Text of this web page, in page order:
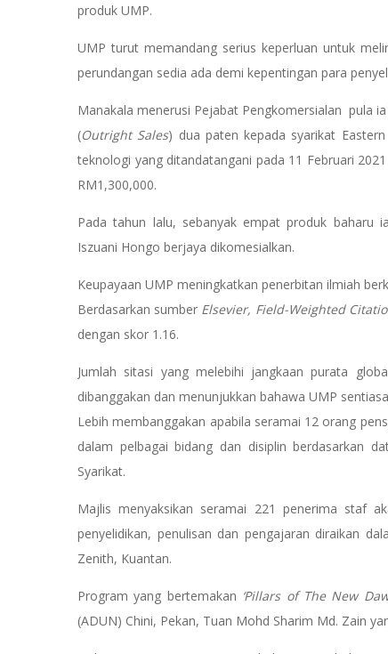
produk UMP.
UMP turut memandang serius keperluan untuk
perundangan sedia ada demi kepentingan para
Manakala menerusi Pejabat Pengkomersialan pula
(Outright Sales) dua paten kepada syarikat
teknologi yang ditandatangani pada 11 Februari
RM1,300,000.
Pada tahun lalu, sebanyak empat produk baharu
Iszuani Hongo berjaya dikomesialkan.
Keupayaan UMP meningkatkan penerbitan ilmiah
Berdasarkan sumber Elsevier, Field-Weighted
dengan skor 1.16.
Jumlah sitasi yang melebihi jangkaan purata
dibanggakan dan menunjukkan bahawa UMP
Lebih membanggakan apabila seramai 12 orang
dalam pelbagai bidang dan disiplin berdasarkan
Syarikat.
Majlis menyaksikan seramai 221 penerima staf
penyelidikan, penulisan dan pengajaran diraikan
Zenith, Kuantan.
Program yang bertemakan ‘Pillars of The New
(ADUN) Chini, Pekan, Tuan Mohd Sharim Md. Zain